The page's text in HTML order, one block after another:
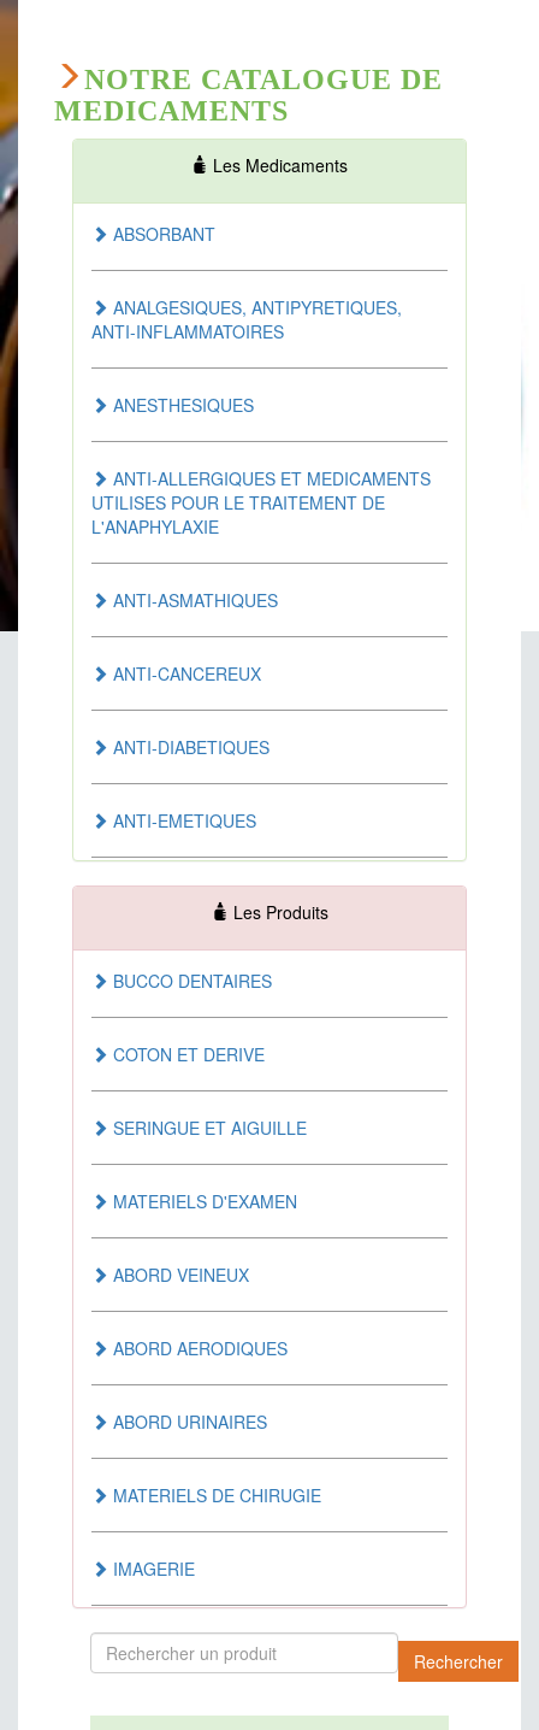
NOTRE CATALOGUE DE
MEDICAMENTS
Les Medicaments
ABSORBANT
ANALGESIQUES, ANTIPYRETIQUES,
ANTI-INFLAMMATOIRES
ANESTHESIQUES
ANTI-ALLERGIQUES ET MEDICAMENTS
UTILISES POUR LE TRAITEMENT DE
L'ANAPHYLAXIE
ANTI-ASMATHIQUES
ANTI-CANCEREUX
ANTI-DIABETIQUES
ANTI-EMETIQUES
SYSTEME CARDIOVASCULAIRE
MEDICAMENTS DERMATOLOGIQUES
MEDICAMENTS DU TUBE DIGESTIF
MEDICAMENTS ET PRODUITS POUR LA
DYALISE
ORL
Les Produits
BUCCO DENTAIRES
COTON ET DERIVE
SERINGUE ET AIGUILLE
MATERIELS D'EXAMEN
ABORD VEINEUX
ABORD AERODIQUES
ABORD URINAIRES
MATERIELS DE CHIRUGIE
IMAGERIE
DENTAIRE
LABORATOIRE
Rechercher